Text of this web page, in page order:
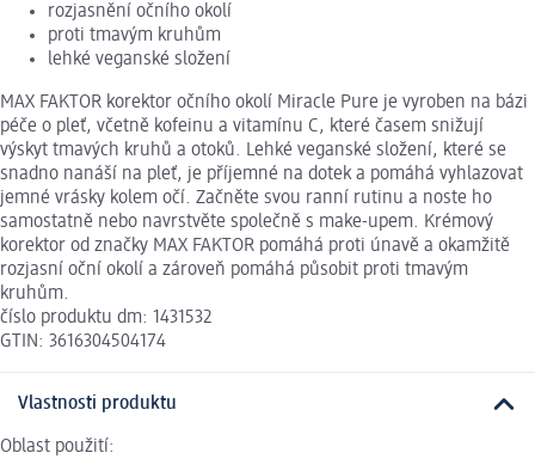
rozjasnění očního okolí
proti tmavým kruhům
lehké veganské složení
MAX FAKTOR korektor očního okolí Miracle Pure je vyroben na bázi
péče o pleť, včetně kofeinu a vitamínu C, které časem snižují
výskyt tmavých kruhů a otoků. Lehké veganské složení, které se
snadno nanáší na pleť, je příjemné na dotek a pomáhá vyhlazovat
jemné vrásky kolem očí. Začněte svou ranní rutinu a noste ho
samostatně nebo navrstvěte společně s make-upem. Krémový
korektor od značky MAX FAKTOR pomáhá proti únavě a okamžitě
rozjasní oční okolí a zároveň pomáhá působit proti tmavým
kruhům.
číslo produktu dm: 1431532
GTIN: 3616304504174
Vlastnosti produktu
Oblast použití: